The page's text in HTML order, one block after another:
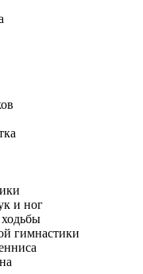
и ног
гимнастики